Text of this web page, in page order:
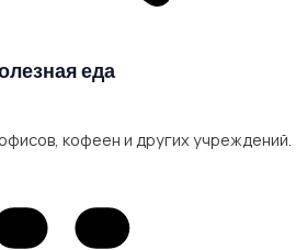
еда
кофеен и других учреждений.